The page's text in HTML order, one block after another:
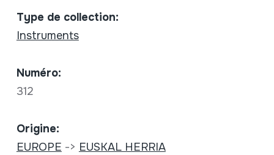
Type de collection:
Instruments
Numéro:
312
Origine:
EUROPE -> EUSKAL HERRIA